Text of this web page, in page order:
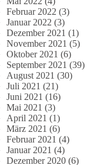
Februar 2022 (3)
Januar 2022 (3)
Dezember 2021 (1)
November 2021 (5)
Oktober 2021 (6)
September 2021 (39)
August 2021 (30)
Juli 2021 (21)
Juni 2021 (16)
Mai 2021 (3)
April 2021 (1)
März 2021 (6)
Februar 2021 (4)
Januar 2021 (4)
Dezember 2020 (6)